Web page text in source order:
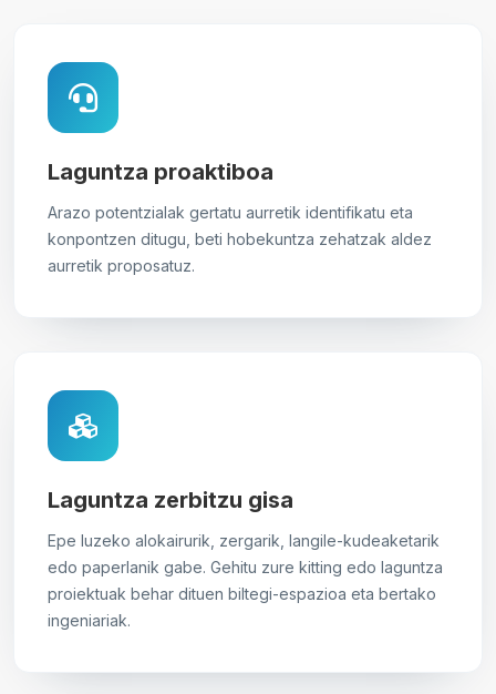
Laguntza proaktiboa
Arazo potentzialak gertatu aurretik identifikatu eta
konpontzen ditugu, beti hobekuntza zehatzak aldez
aurretik proposatuz.
Laguntza zerbitzu gisa
Epe luzeko alokairurik, zergarik, langile-kudeaketarik
edo paperlanik gabe. Gehitu zure kitting edo laguntza
proiektuak behar dituen biltegi-espazioa eta bertako
ingeniariak.